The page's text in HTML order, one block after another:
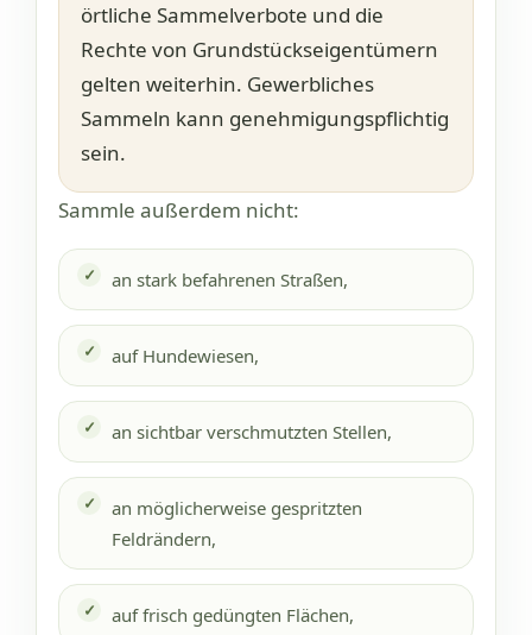
örtliche Sammelverbote und die
Rechte von Grundstückseigentümern
gelten weiterhin. Gewerbliches
Sammeln kann genehmigungspflichtig
sein.
Sammle außerdem nicht:
an stark befahrenen Straßen,
auf Hundewiesen,
an sichtbar verschmutzten Stellen,
an möglicherweise gespritzten
Feldrändern,
auf frisch gedüngten Flächen,